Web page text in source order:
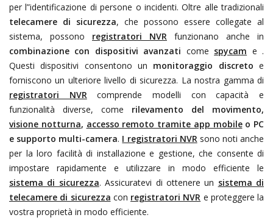
per l”identificazione di persone o incidenti. Oltre alle tradizionali
telecamere di sicurezza, che possono essere collegate al
sistema, possono registratori NVR funzionano anche in
combinazione con dispositivi avanzati come spycam e .
Questi dispositivi consentono un monitoraggio discreto e
forniscono un ulteriore livello di sicurezza. La nostra gamma di
registratori NVRcomprende modelli con capacità e
funzionalità diverse, come rilevamento del movimento,
visione notturna, accesso remoto tramite app mobileo PC
e supporto multi-camera. I registratori NVRsono noti anche
per la loro facilità di installazione e gestione, che consente di
impostare rapidamente e utilizzare in modo efficiente le
sistema di sicurezza. Assicuratevi di ottenere un sistema di
telecamere di sicurezza con registratori NVR e proteggere la
vostra proprietà in modo efficiente.